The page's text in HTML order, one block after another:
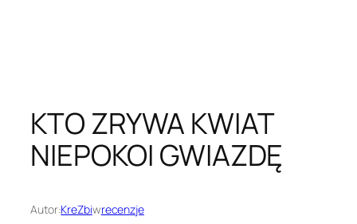
KTO ZRYWA KWIAT
NIEPOKOI GWIAZDĘ
Autor:KreZbiwrecenzje